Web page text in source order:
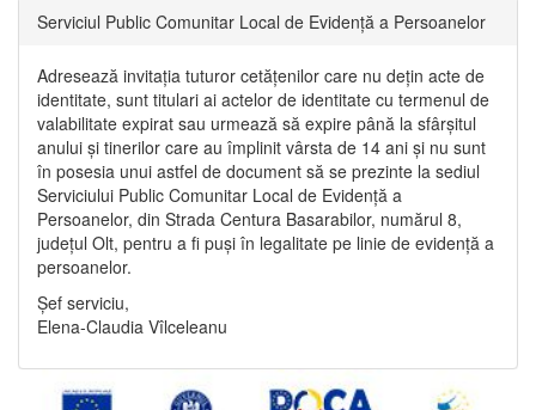
Serviciul Public Comunitar Local de Evidență a Persoanelor
Adresează invitația tuturor cetățenilor care nu dețin acte de
identitate, sunt titulari ai actelor de identitate cu termenul de
valabilitate expirat sau urmează să expire până la sfârșitul
anului și tinerilor care au împlinit vârsta de 14 ani și nu sunt
în posesia unui astfel de document să se prezinte la sediul
Serviciului Public Comunitar Local de Evidență a
Persoanelor, din Strada Centura Basarabilor, numărul 8,
județul Olt, pentru a fi puși în legalitate pe linie de evidență a
persoanelor.
Șef serviciu,
Elena-Claudia Vîlceleanu